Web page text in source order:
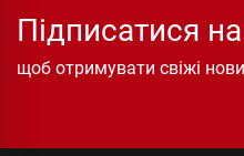
Підписатися
щоб отримувати свіжі